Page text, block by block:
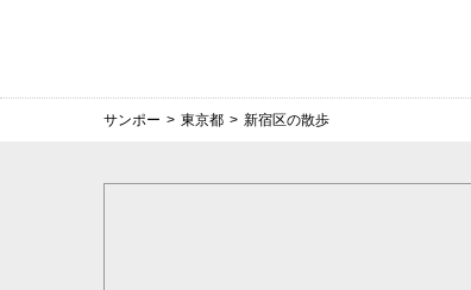
サンポー > 東京都 > 新宿区の散歩